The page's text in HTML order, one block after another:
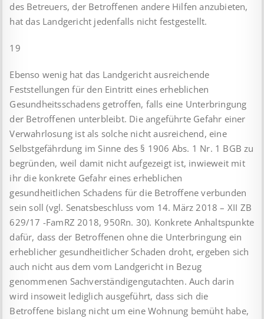
des Betreuers, der Betroffenen andere Hilfen anzubieten,
hat das Landgericht jedenfalls nicht festgestellt.
19
Ebenso wenig hat das Landgericht ausreichende
Feststellungen für den Eintritt eines erheblichen
Gesundheitsschadens getroffen, falls eine Unterbringung
der Betroffenen unterbleibt. Die angeführte Gefahr einer
Verwahrlosung ist als solche nicht ausreichend, eine
Selbstgefährdung im Sinne des § 1906 Abs. 1 Nr. 1 BGB zu
begründen, weil damit nicht aufgezeigt ist, inwieweit mit
ihr die konkrete Gefahr eines erheblichen
gesundheitlichen Schadens für die Betroffene verbunden
sein soll (vgl. Senatsbeschluss vom 14. März 2018 – XII ZB
629/17 -FamRZ 2018, 950Rn. 30). Konkrete Anhaltspunkte
dafür, dass der Betroffenen ohne die Unterbringung ein
erheblicher gesundheitlicher Schaden droht, ergeben sich
auch nicht aus dem vom Landgericht in Bezug
genommenen Sachverständigengutachten. Auch darin
wird insoweit lediglich ausgeführt, dass sich die
Betroffene bislang nicht um eine Wohnung bemüht habe,